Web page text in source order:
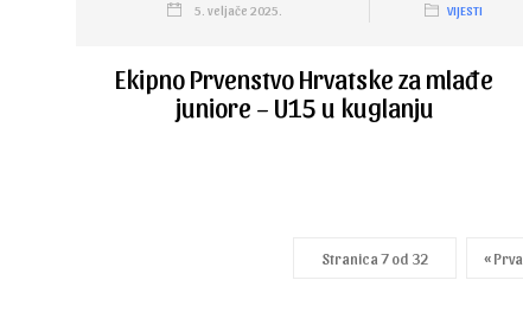
5. veljače 2025. VIJESTI
Ekipno Prvenstvo Hrvatske za mlađe
juniore – U15 u kuglanju
Stranica 7 od 32 « Prva